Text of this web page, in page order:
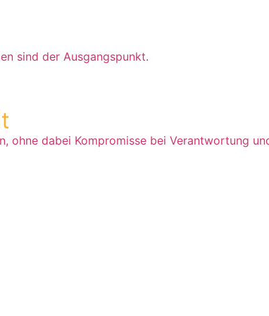
sind der Ausgangspunkt.
ohne dabei Kompromisse bei Verantwortung